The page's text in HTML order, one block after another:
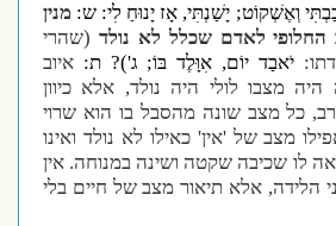
וְאֶשְׁקוֹט; יָשַׁנְתִּי, אָז יָנוּחַ לִי: ש:מנין
לאדם שכלל לא נולד(שהרי
יֹאבַד יוֹם, אִוָּלֶד בּוֹ; ג')? ת:איוב
מצבו לולי היה נולד, אלא כיוון
כל מצב שונה מהסבל בו הוא שרוי
מצב של 'אין' כאילו לא נולד ואינו
לו שכיבה שקטה ושינה במנוחה. אין
הלידה, אלא תיאור מצב של חיים בלי